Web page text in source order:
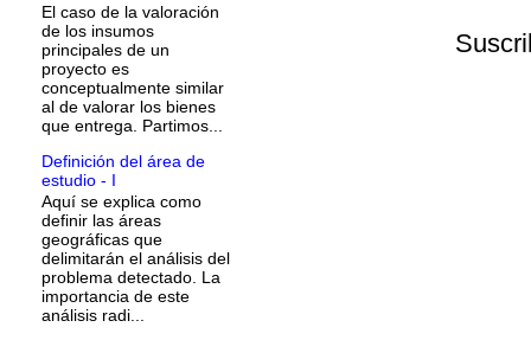
El caso de la valoración
de los insumos
principales de un
proyecto es
conceptualmente similar
al de valorar los bienes
que entrega. Partimos...
Definición del área de
estudio - I
Aquí se explica como
definir las áreas
geográficas que
delimitarán el análisis del
problema detectado. La
importancia de este
análisis radi...